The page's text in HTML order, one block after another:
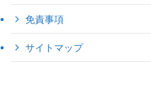
免責事項
サイトマップ